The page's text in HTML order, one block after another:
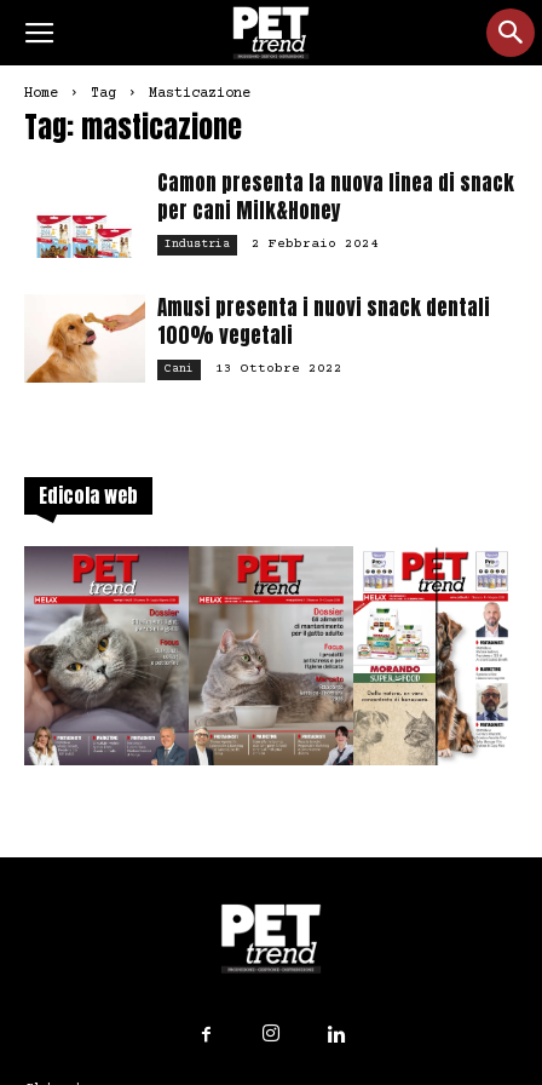
Home Tag Masticazione
Tag: masticazione
Camon presenta la nuova linea di snack
per cani Milk&Honey
Industria 2 Febbraio 2024
Amusi presenta i nuovi snack dentali
100% vegetali
Cani 13 Ottobre 2022
Edicola web